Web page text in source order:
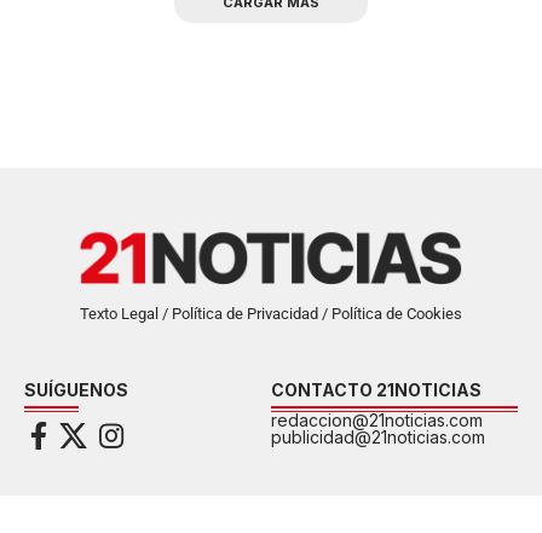
Texto Legal / Política de Privacidad / Política de Cookies
SUÍGUENOS
CONTACTO 21NOTICIAS
redaccion@21noticias.com
publicidad@21noticias.com